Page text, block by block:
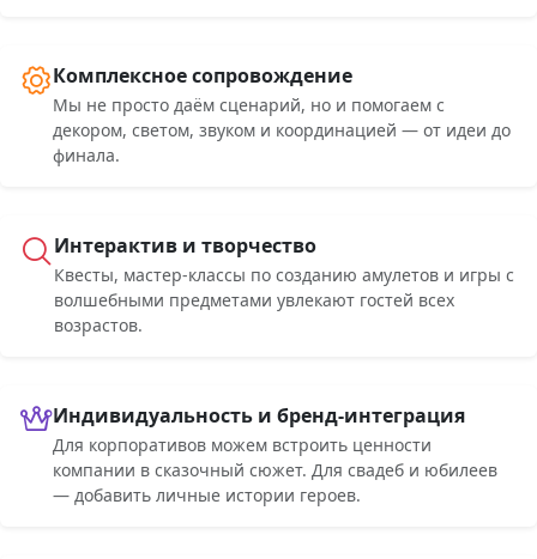
Комплексное сопровождение
Мы не просто даём сценарий, но и помогаем с
декором, светом, звуком и координацией — от идеи до
финала.
Интерактив и творчество
Квесты, мастер-классы по созданию амулетов и игры с
волшебными предметами увлекают гостей всех
возрастов.
Индивидуальность и бренд-интеграция
Для корпоративов можем встроить ценности
компании в сказочный сюжет. Для свадеб и юбилеев
— добавить личные истории героев.